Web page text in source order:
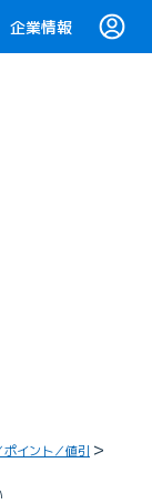
企業情報
ポイント／値引